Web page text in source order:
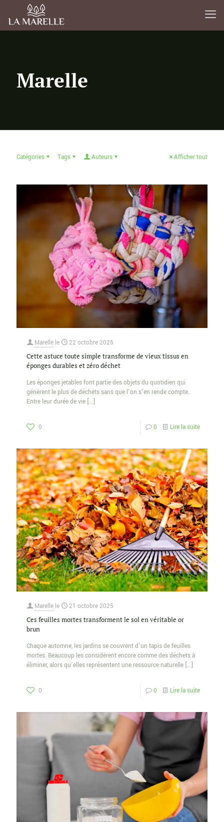
Marelle
Catégories Tags Auteurs Afficher tout
Marelle le 22 octobre 2025
Cette astuce toute simple transforme de vieux tissus en
éponges durables et zéro déchet
Les éponges jetables font partie des objets du quotidien qui
génèrent le plus de déchets sans que l’on s’en rende compte.
Entre leur durée de vie […]
0 0 Lire la suite
Marelle le 21 octobre 2025
Ces feuilles mortes transforment le sol en véritable or
brun
Chaque automne, les jardins se couvrent d’un tapis de feuilles
mortes. Beaucoup les considèrent encore comme des déchets à
éliminer, alors qu’elles représentent une ressource naturelle […]
0 0 Lire la suite